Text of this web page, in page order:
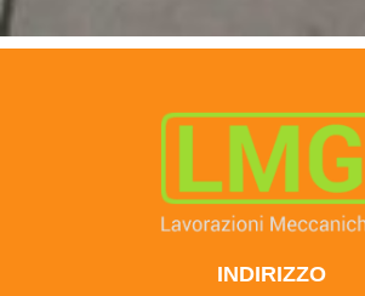
INDIRIZZO